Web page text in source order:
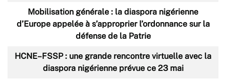
Mobilisation générale : la diaspora nigérienne
d’Europe appelée à s’approprier l’ordonnance sur la
défense de la Patrie
HCNE–FSSP : une grande rencontre virtuelle avec la
diaspora nigérienne prévue ce 23 mai